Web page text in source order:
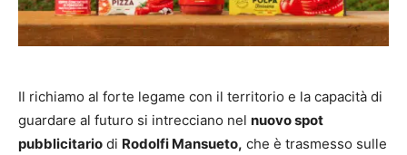
Il richiamo al forte legame con il territorio e la capacità di
guardare al futuro si intrecciano nel nuovo spot
pubblicitario di Rodolfi Mansueto, che è trasmesso sulle